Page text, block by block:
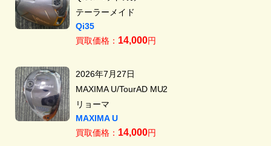
テーラーメイド
Qi35
買取価格： 14,000円
2026年7月27日
MAXIMA U/TourAD MU2
リョーマ
MAXIMA U
買取価格： 14,000円